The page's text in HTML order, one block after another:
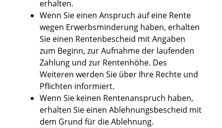
erhalten.
Wenn Sie einen Anspruch auf eine Rente
wegen Erwerbsminderung haben, erhalten
Sie einen Rentenbescheid mit Angaben
zum Beginn, zur Aufnahme der laufenden
Zahlung und zur Rentenhöhe. Des
Weiteren werden Sie über Ihre Rechte und
Pflichten informiert.
Wenn Sie keinen Rentenanspruch haben,
erhalten Sie einen Ablehnungsbescheid mit
dem Grund für die Ablehnung.